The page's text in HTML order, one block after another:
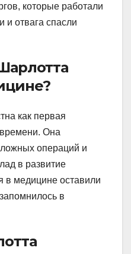
которые работали
и отвага спасли
как первая
Она
операций и
в развитие
в медицине оставили
в